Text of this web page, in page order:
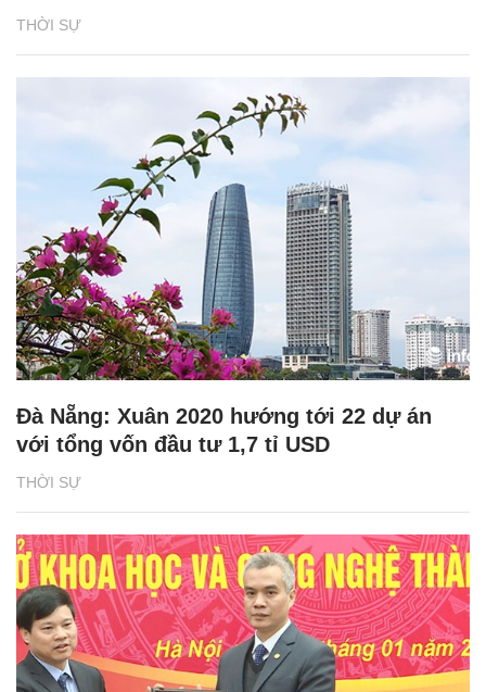
THỜI SỰ
THỜI SỰ
Đà Nẵng: Xuân 2020 hướng tới 22 dự án
với tổng vốn đầu tư 1,7 tỉ USD